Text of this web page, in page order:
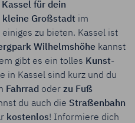
Kassel für dein
kleine Großstadt im
zu bieten. Kassel ist
Wilhelmshöhe kannst
gibt es ein tolles Kunst-
in Kassel sind kurz und du
Fahrrad oder zu Fuß
du auch die Straßenbahn
kostenlos! Informiere dich